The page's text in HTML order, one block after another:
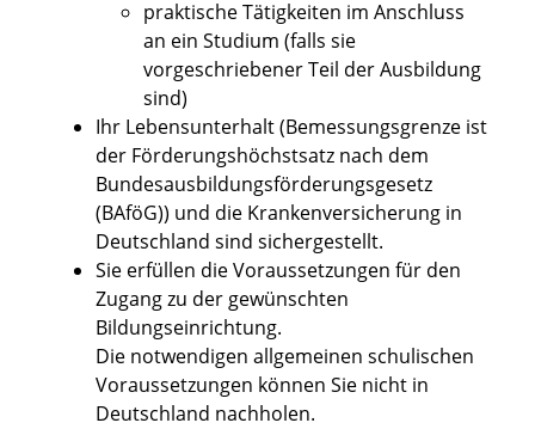
praktische Tätigkeiten im Anschluss
an ein Studium (falls sie
vorgeschriebener Teil der Ausbildung
sind)
Ihr Lebensunterhalt(Bemessungsgrenze ist
der Förderungshöchstsatz nach dem
Bundesausbildungsförderungsgesetz
(BAföG)) und die Krankenversicherung in
Deutschland sind sichergestellt.
Sie erfüllen die Voraussetzungen für den
Zugang zu der gewünschten
Bildungseinrichtung.
Die notwendigen allgemeinen schulischen
Voraussetzungen können Sie nicht in
Deutschland nachholen.